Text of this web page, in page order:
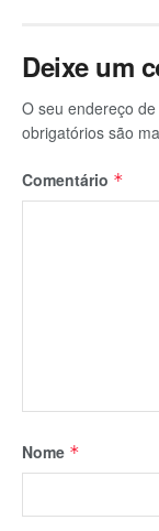
Deixe um
O seu endereço
obrigatórios são
Comentário *
Nome *